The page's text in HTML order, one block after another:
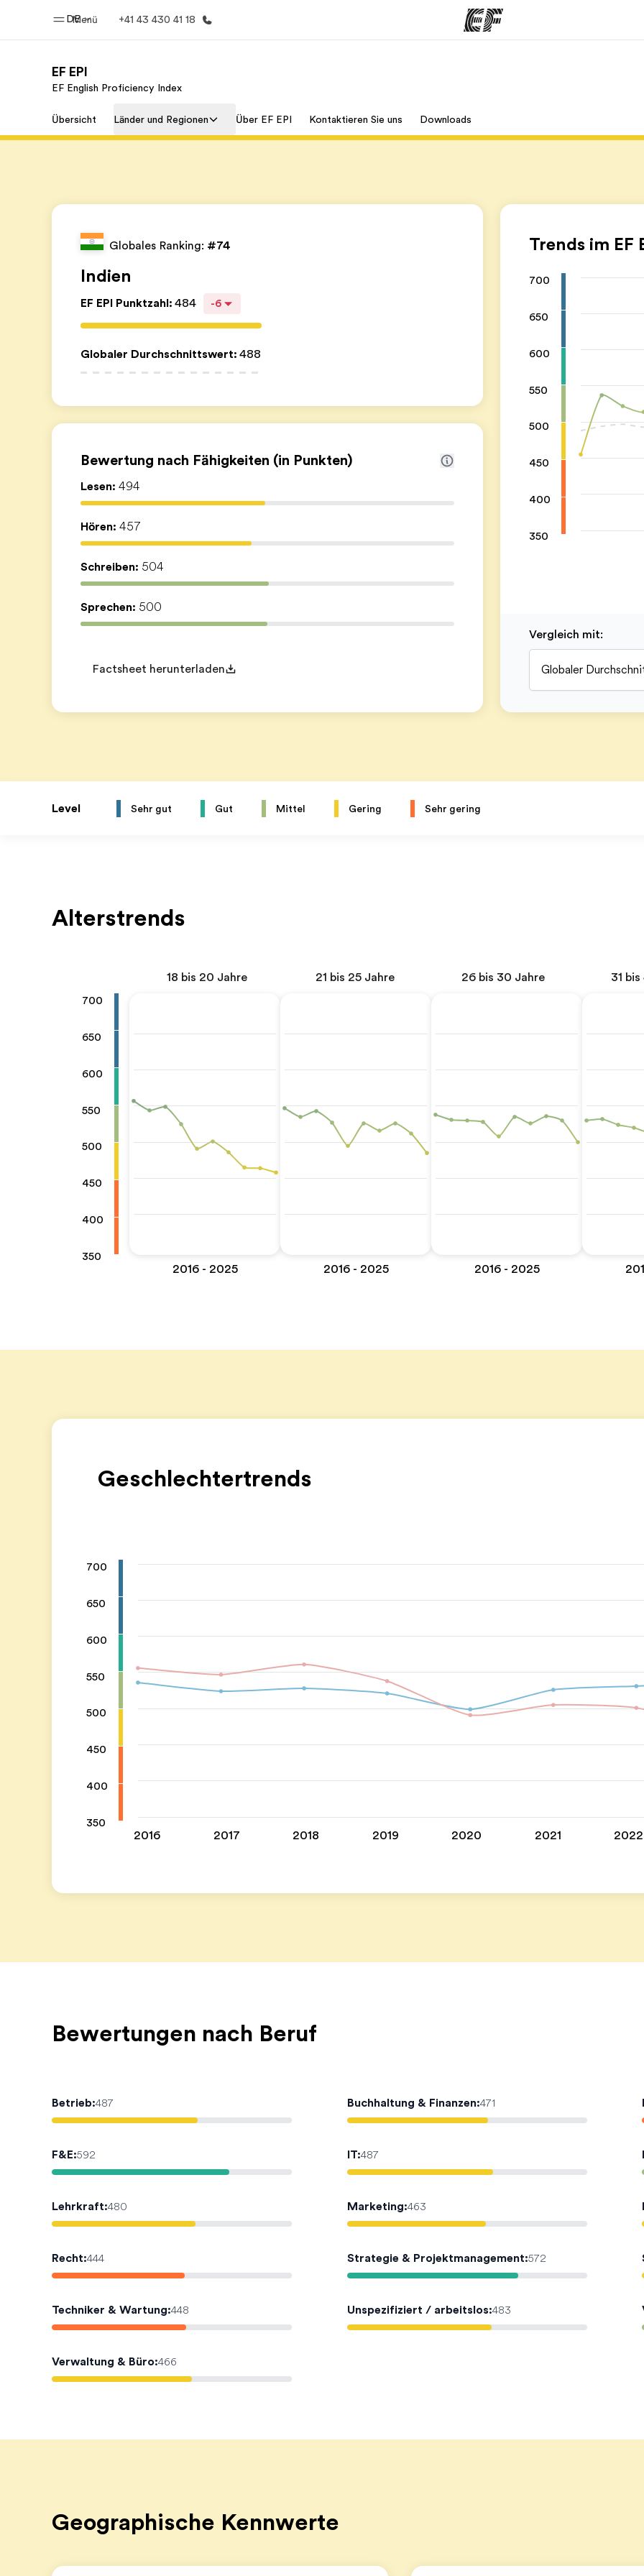
Menü
DE +41 43 430 41 18
Willkommen bei EF Alle Programme ansehen Büros in der Nähe
EF EPI
EF English Proficiency Index
Übersicht Länder und Regionen Über EF EPI Kontaktieren Sie uns Downloads
Globales Ranking: #74
Indien
EF EPI Punktzahl: 484 -6
Globaler Durchschnittswert: 488
Bewertung nach Fähigkeiten (in Punkten)
Lesen: 494
Hören: 457
Schreiben: 504
Sprechen: 500
Factsheet herunterladen
Trends im EF
700
650
600
550
500
450
400
350
Vergleich mit:
Globaler
Level Sehr gut Gut Mittel Gering Sehr gering
Alterstrends
18 bis 20 Jahre 21 bis 25 Jahre 26 bis 30 Jahre 31
700
650
600
550
500
450
400
350
2016 - 2025 2016 - 2025 2016 - 2025
Geschlechtertrends
700
650
600
550
500
450
400
350
2016 2017 2018 2019 2020 2021 2022
Bewertungen nach Beruf
Betrieb:487 Buchhaltung & Finanzen:471
F&E:592 IT:487
Lehrkraft:480 Marketing:463
Recht:444 Strategie & Projektmanagement:572
Techniker & Wartung:448 Unspezifiziert / arbeitslos:483
Verwaltung & Büro:466
Geographische Kennwerte